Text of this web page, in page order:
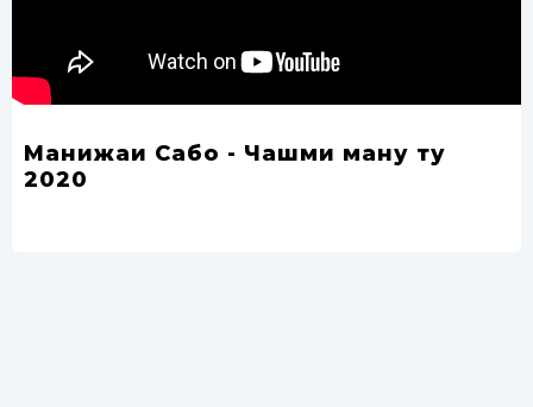
Манижаи Сабо - Чашми ману ту
2020